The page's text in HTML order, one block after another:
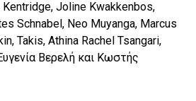
Joline Kwakkenbos,
Schnabel, Neo Muyanga, Marcus
Takis, Athina Rachel Tsangari,
Βερελή και Κωστής